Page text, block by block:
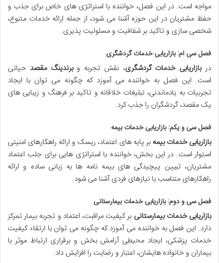
مواجه است. در این فصل، خواننده با استراتژی های خاص برای جذب و
حفظ مشتریان در این حوزه آشنا می شود، از جمله ارائه خدمات متنوع،
شخصی سازی و تاکید بر شفافیت و مسئولیت پذیری.
فصل سی ام: بازاریابی خدمات گردشگری
دربازاریابی خدمات گردشگری، نقش تجربه وبرندینگ مقصد حیاتی
است. این فصل به خواننده می آموزد که چگونه می توان با ایجاد
تجربیات به یادماندنی، تبلیغات خلاقانه و تاکید بر فرهنگ و زیبایی های
یک مقصد، گردشگران را جذب کرد.
فصل سی و یکم: بازاریابی خدمات بیمه
بازاریابی خدمات بیمه بر پایه های اعتماد، ریسک و ارائه راهکارهای امنیتی
استوار است. در این بخش، خواننده با استراتژی هایی برای جلب اعتماد
مشتریان، تبیین پیچیدگی های بیمه نامه ها به زبانی ساده و ارائه
راهکارهای متناسب با نیازهای فردی آشنا می شود.
فصل سی و دوم: بازاریابی خدمات بیمارستانی
بازاریابی خدمات بیمارستانی بر کیفیت مراقبت، اعتماد و تجربه بیمار تمرکز
دارد. این فصل به خواننده می آموزد که چگونه می توان با ارتقاء کیفیت
خدمات پزشکی، ایجاد محیطی آرامش بخش و برقراری ارتباط موثر با
بیماران و خانواده هایشان، اعتبار و رضایت را افزایش داد.